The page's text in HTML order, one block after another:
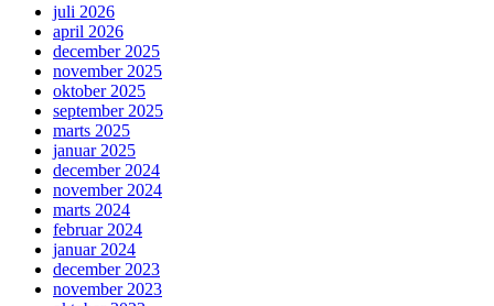
juli 2026
april 2026
december 2025
november 2025
oktober 2025
september 2025
marts 2025
januar 2025
december 2024
november 2024
marts 2024
februar 2024
januar 2024
december 2023
november 2023